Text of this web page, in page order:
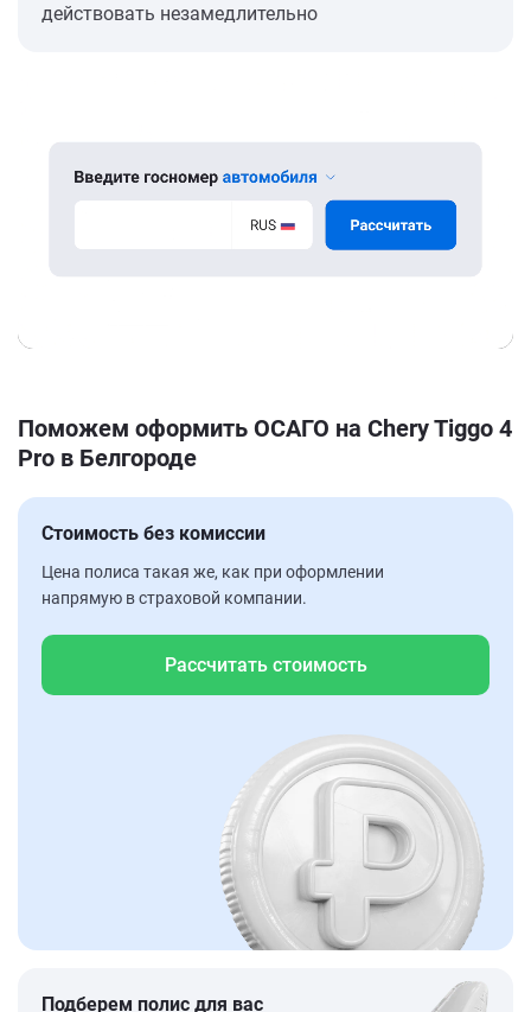
действовать незамедлительно
Поможем оформить ОСАГО на Chery Tiggo 4
Pro в Белгороде
Стоимость без комиссии
Цена полиса такая же, как при оформлении
напрямую в страховой компании.
Рассчитать стоимость
Подберем полис для вас